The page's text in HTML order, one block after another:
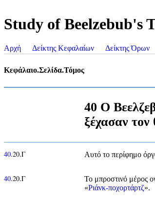
Study of Beelzebub's
Αρχή Δείκτης Κεφαλαίων Δείκτης Όρων
Κεφάλαιο.Σελίδα.Τόμος
40 Ο
ξέχασαν
40.20.Γ Αυτό το περίφημο
40.20.Γ Το μπροστινό μέρος
«Ριάνκ-ποχορτάρτζ».